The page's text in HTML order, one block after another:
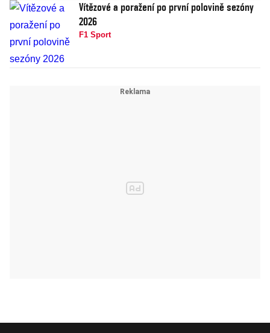
Vítězové a poražení po první polovině sezóny
2026
F1 Sport